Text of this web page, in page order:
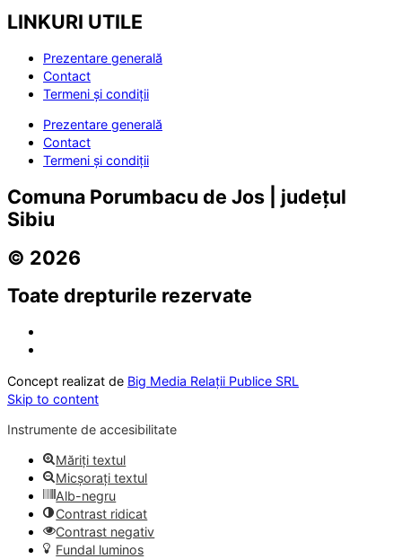
LINKURI UTILE
Prezentare generală
Contact
Termeni și condiții
Prezentare generală
Contact
Termeni și condiții
Comuna Porumbacu de Jos | județul
Sibiu
© 2026
Toate drepturile rezervate
Concept realizat de Big Media Relații Publice SRL
Skip to content
Instrumente de accesibilitate
Măriți textul
Micșorați textul
Alb-negru
Contrast ridicat
Contrast negativ
Fundal luminos